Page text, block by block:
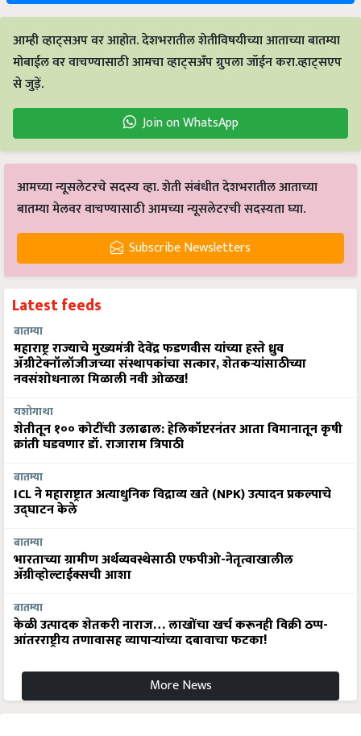
आम्ही व्हाट्सअप वर आहोत. देशभरातील शेतीविषयीच्या आताच्या बातम्या
मोबाईल वर वाचण्यासाठी आमचा व्हाट्सअँप ग्रुपला जॉईन करा.व्हाट्सएप
से जुड़ें.
Join on WhatsApp
आमच्या न्यूसलेटरचे सदस्य व्हा. शेती संबंधीत देशभरातील आताच्या
बातम्या मेलवर वाचण्यासाठी आमच्या न्यूसलेटरची सदस्यता घ्या.
Subscribe Newsletters
Latest feeds
बातम्या
महाराष्ट्र राज्याचे मुख्यमंत्री देवेंद्र फडणवीस यांच्या हस्ते ध्रुव
ॲग्रीटेक्नॉलॉजीजच्या संस्थापकांचा सत्कार, शेतकऱ्यांसाठीच्या
नवसंशोधनाला मिळाली नवी ओळख!
यशोगाथा
शेतीतून १०० कोटींची उलाढाल: हेलिकॉप्टरनंतर आता विमानातून कृषी
क्रांती घडवणार डॉ. राजाराम त्रिपाठी
बातम्या
ICL ने महाराष्ट्रात अत्याधुनिक विद्राव्य खते (NPK) उत्पादन प्रकल्पाचे
उद्घाटन केले
बातम्या
भारताच्या ग्रामीण अर्थव्यवस्थेसाठी एफपीओ-नेतृत्वाखालील
अ‍ॅग्रीव्होल्टाईक्सची आशा
बातम्या
केळी उत्पादक शेतकरी नाराज… लाखोंचा खर्च करूनही विक्री ठप्प-
आंतरराष्ट्रीय तणावासह व्यापाऱ्यांच्या दबावाचा फटका!
More News